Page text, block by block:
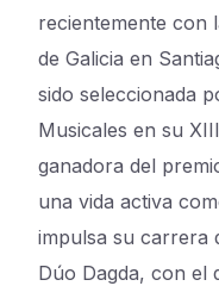
recientemente con
de Galicia en
sido seleccionada
Musicales en su
ganadora del
una vida activa
impulsa su carrera
Dúo Dagda, con el